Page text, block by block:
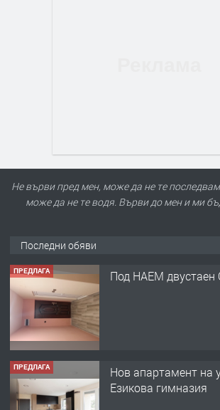
Не върви пред мен, може да не те
може да не те водя. Върви до мен и ми
Последни обяви
ПРЕДЛАГА
ПРЕДЛАГА
Езикова гимназия